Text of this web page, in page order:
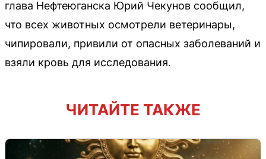
глава Нефтеюганска Юрий Чекунов сообщил,
что всех животных осмотрели ветеринары,
чипировали, привили от опасных заболеваний и
взяли кровь для исследования.
ЧИТАЙТЕ ТАКЖЕ